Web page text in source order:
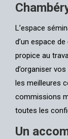
L’espace
d’un espace
propice au
d’organiser
les meilleures
commissions
toutes les
Un